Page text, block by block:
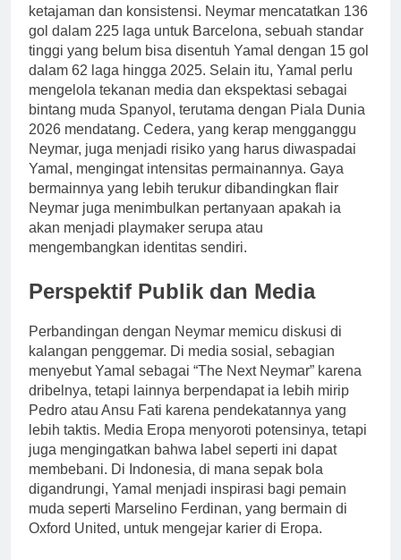
ketajaman dan konsistensi. Neymar mencatatkan 136
gol dalam 225 laga untuk Barcelona, sebuah standar
tinggi yang belum bisa disentuh Yamal dengan 15 gol
dalam 62 laga hingga 2025. Selain itu, Yamal perlu
mengelola tekanan media dan ekspektasi sebagai
bintang muda Spanyol, terutama dengan Piala Dunia
2026 mendatang. Cedera, yang kerap mengganggu
Neymar, juga menjadi risiko yang harus diwaspadai
Yamal, mengingat intensitas permainannya. Gaya
bermainnya yang lebih terukur dibandingkan flair
Neymar juga menimbulkan pertanyaan apakah ia
akan menjadi playmaker serupa atau
mengembangkan identitas sendiri.
Perspektif Publik dan Media
Perbandingan dengan Neymar memicu diskusi di
kalangan penggemar. Di media sosial, sebagian
menyebut Yamal sebagai “The Next Neymar” karena
dribelnya, tetapi lainnya berpendapat ia lebih mirip
Pedro atau Ansu Fati karena pendekatannya yang
lebih taktis. Media Eropa menyoroti potensinya, tetapi
juga mengingatkan bahwa label seperti ini dapat
membebani. Di Indonesia, di mana sepak bola
digandrungi, Yamal menjadi inspirasi bagi pemain
muda seperti Marselino Ferdinan, yang bermain di
Oxford United, untuk mengejar karier di Eropa.